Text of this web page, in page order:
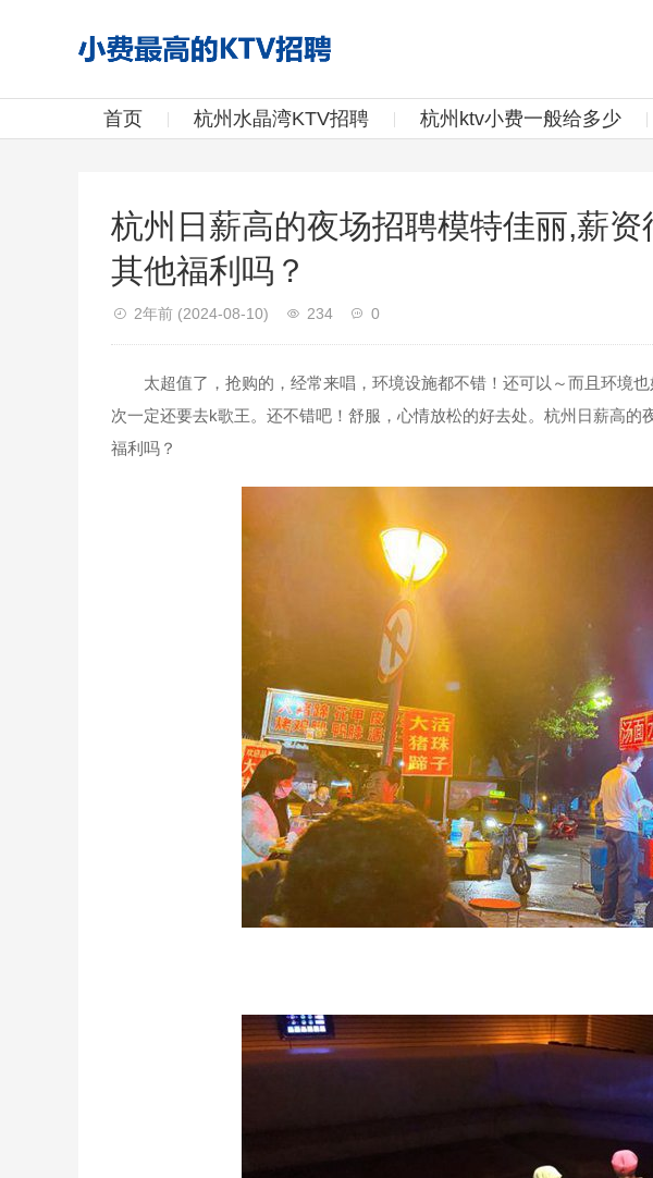
首页 杭州水晶湾KTV招聘 杭州ktv小费一般给多少
杭州日薪高的夜场招聘模特佳丽,薪
其他福利吗？
2年前 (2024-08-10) 234 0
太超值了，抢购的，经常来唱，环境设施都不错！还可以～而且环境也
次一定还要去k歌王。还不错吧！舒服，心情放松的好去处。杭州日薪高
福利吗？